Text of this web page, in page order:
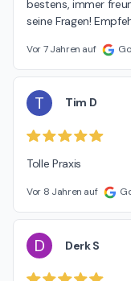
bestens, immer
seine Fragen!
Vor 7 Jahren auf
T Tim D
Tolle Praxis
Vor 8 Jahren auf
D Derk S